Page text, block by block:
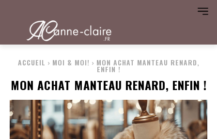
ACCUEIL MOI & MOI! MON ACHAT MANTEAU RENARD,
ENFIN !
MON ACHAT MANTEAU RENARD, ENFIN !